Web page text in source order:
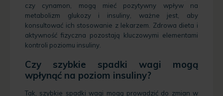
czy cynamon, mogą mieć pozytywny wpływ na
metabolizm glukozy i insuliny, ważne jest, aby
konsultować ich stosowanie z lekarzem. Zdrowa dieta i
aktywność fizyczna pozostają kluczowymi elementami
kontroli poziomu insuliny.
Czy szybkie spadki wagi mogą
wpłynąć na poziom insuliny?
Tak, szybkie spadki wagi mogą prowadzić do zmian w